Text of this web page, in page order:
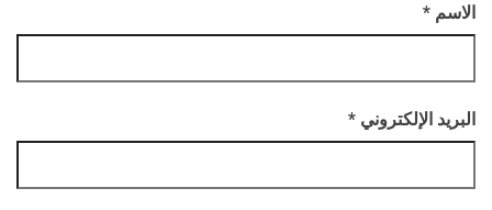
الاسم *
البريد الإلكتروني *